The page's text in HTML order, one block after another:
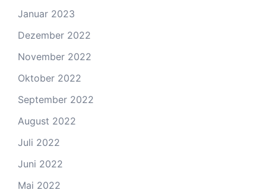
Januar 2023
Dezember 2022
November 2022
Oktober 2022
September 2022
August 2022
Juli 2022
Juni 2022
Mai 2022